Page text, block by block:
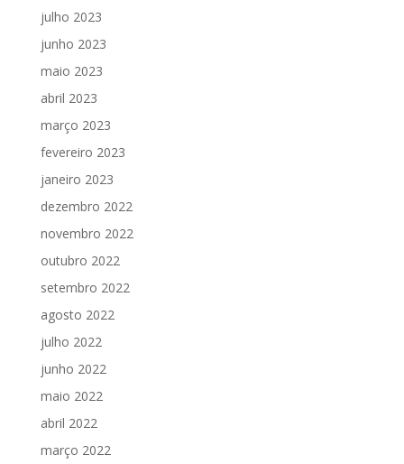
julho 2023
junho 2023
maio 2023
abril 2023
março 2023
fevereiro 2023
janeiro 2023
dezembro 2022
novembro 2022
outubro 2022
setembro 2022
agosto 2022
julho 2022
junho 2022
maio 2022
abril 2022
março 2022